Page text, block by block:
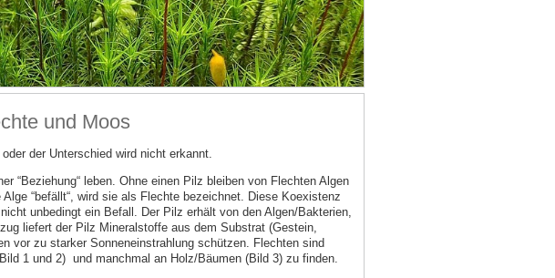
und Moos
der Unterschied wird nicht erkannt.
“Beziehung“ leben. Ohne einen Pilz bleiben von Flechten Algen
“befällt“, wird sie als Flechte bezeichnet. Diese Koexistenz
unbedingt ein Befall. Der Pilz erhält von den Algen/Bakterien,
liefert der Pilz Mineralstoffe aus dem Substrat (Gestein,
vor zu starker Sonneneinstrahlung schützen. Flechten sind
1 und 2) und manchmal an Holz/Bäumen (Bild 3) zu finden.